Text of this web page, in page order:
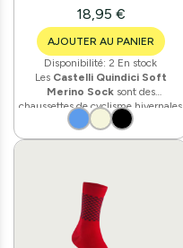
18,95 €
AJOUTER AU PANIER
Disponibilité: 2 En stock
Les Castelli Quindici Soft
Merino Socksont des
chaussettes de cyclisme hivernales
conçues pour les sorties par temps
une tige de15 cm
confort et maintien pendant les
sorties hivernales. Poids : 63 g.